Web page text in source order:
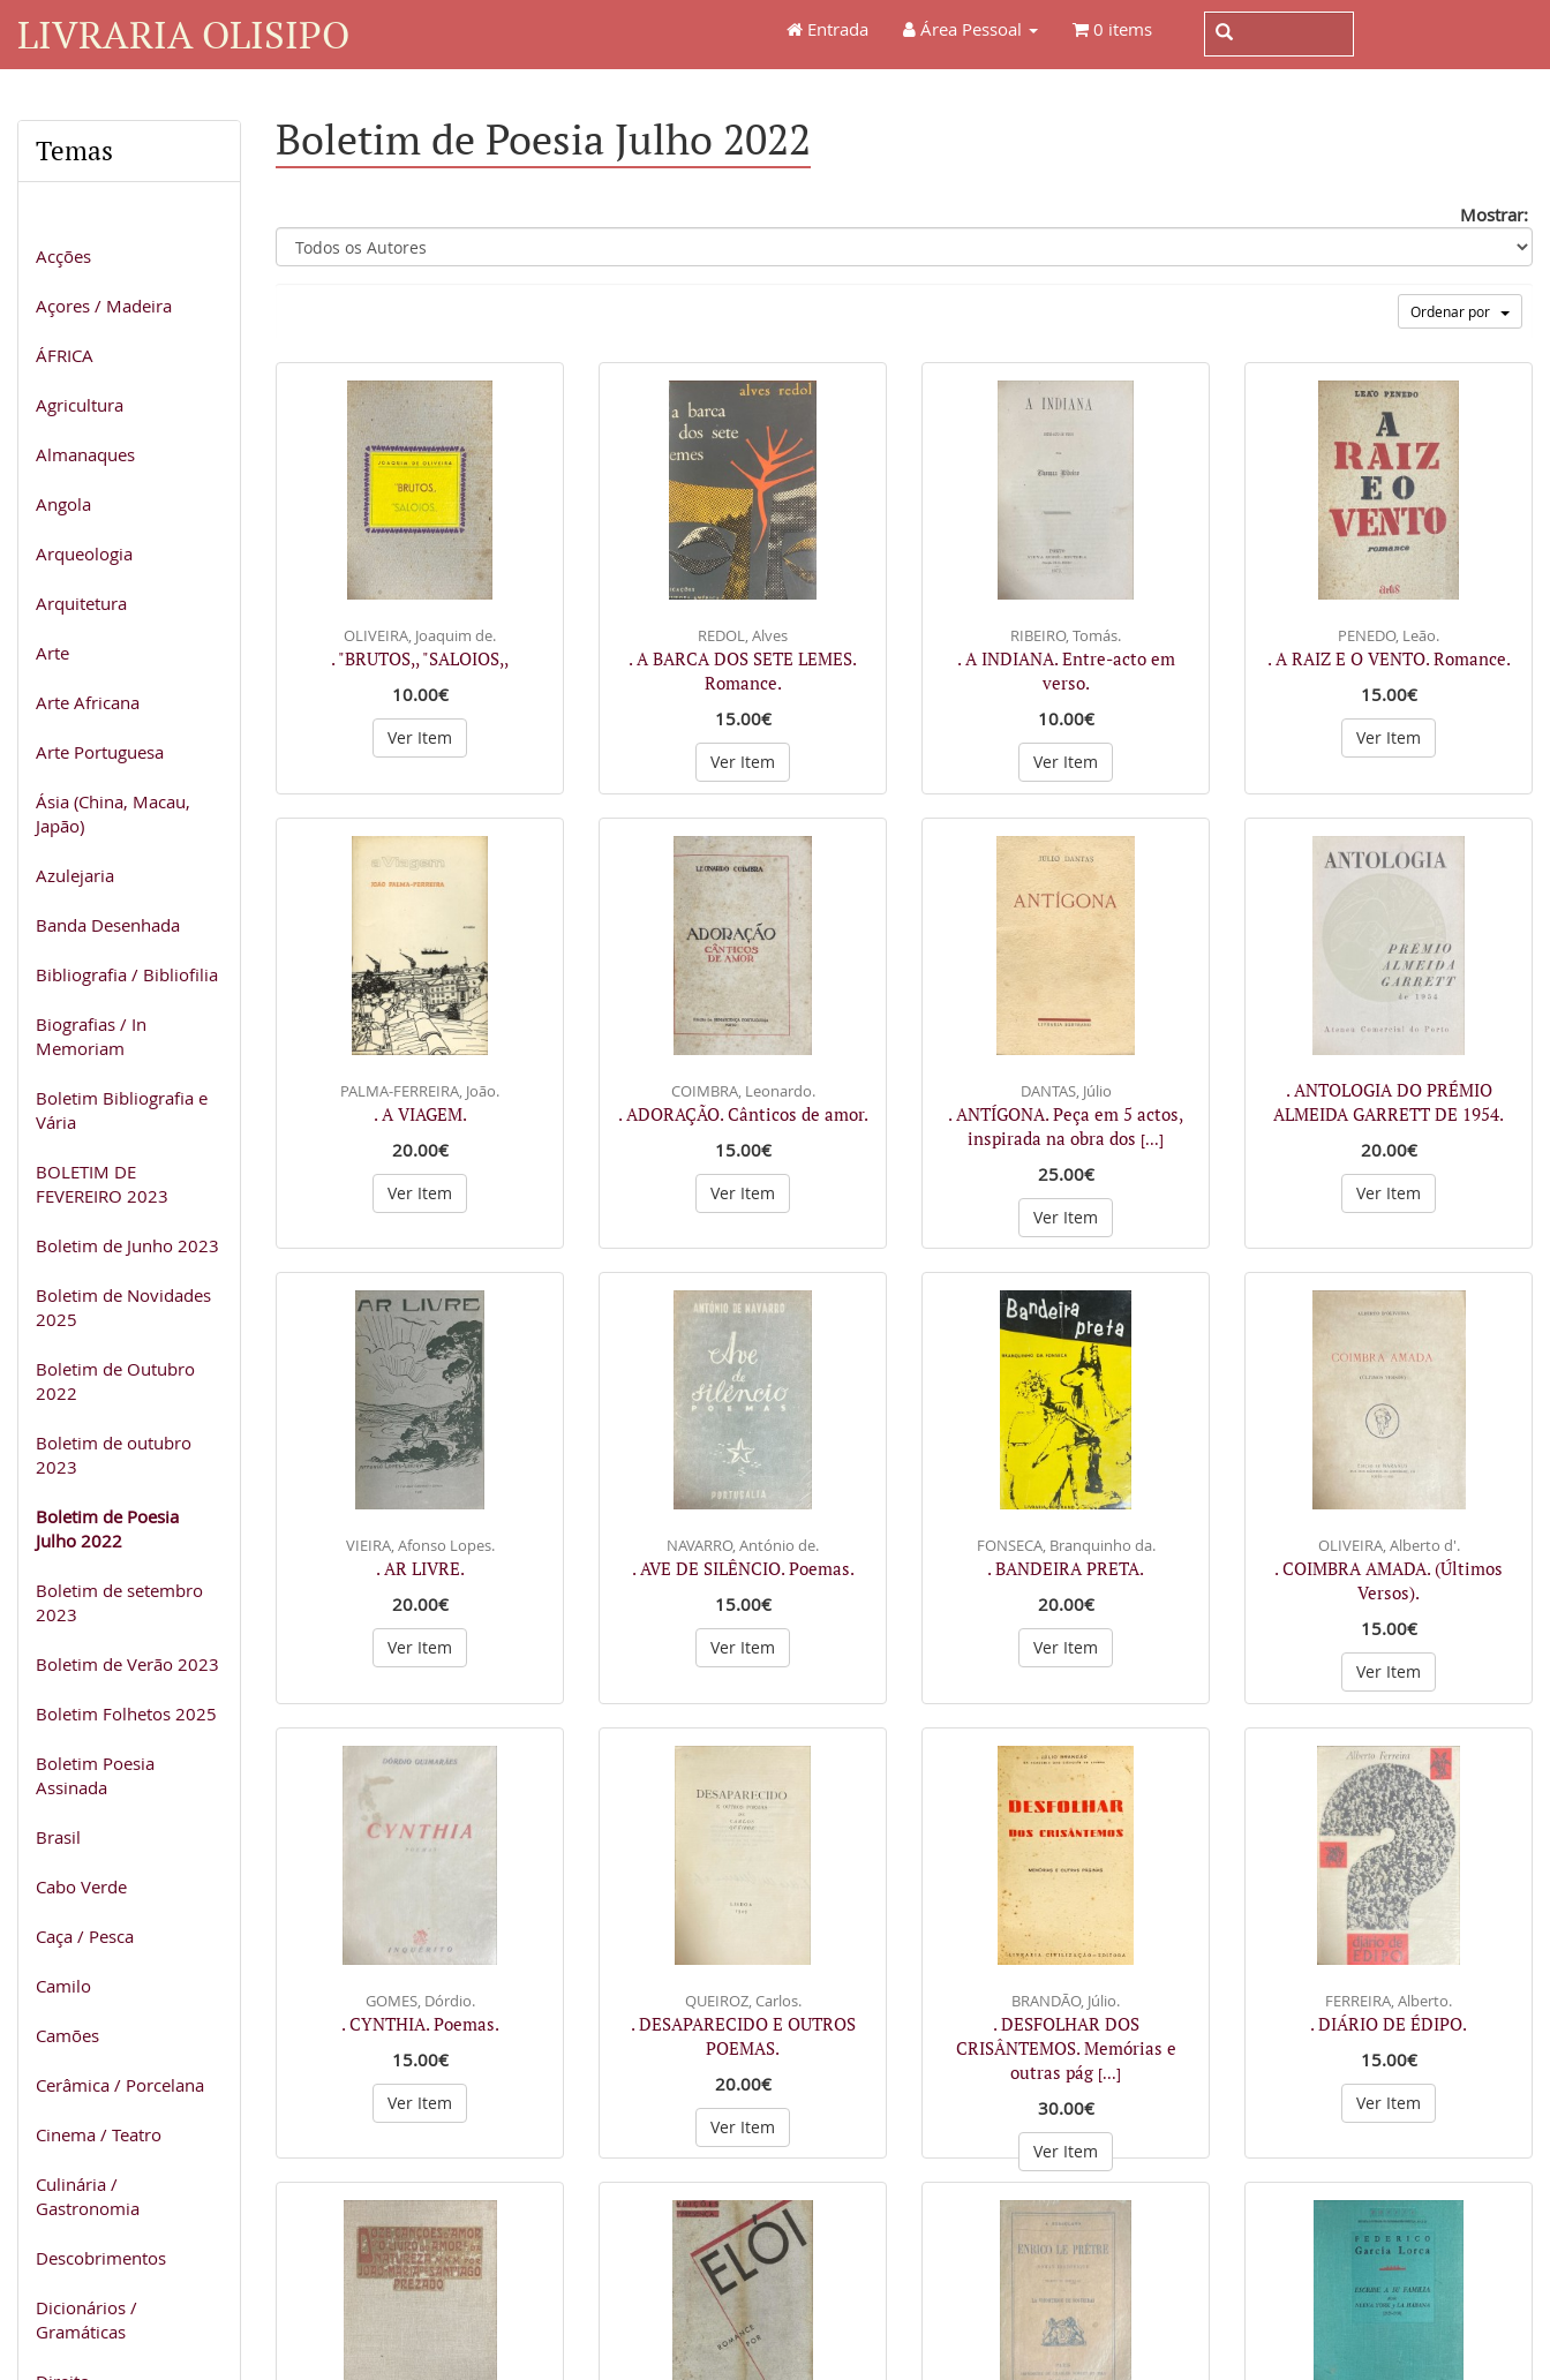
LIVRARIA OLISIPO Entrada Área Pessoal 0 items
Temas
Acções
Açores / Madeira
ÁFRICA
Agricultura
Almanaques
Angola
Arqueologia
Arquitetura
Arte
Arte Africana
Arte Portuguesa
Ásia (China, Macau,
Japão)
Azulejaria
Banda Desenhada
Bibliografia / Bibliofilia
Biografias / In
Memoriam
Boletim Bibliografia e
Vária
BOLETIM DE
FEVEREIRO 2023
Boletim de Junho 2023
Boletim de Novidades
2025
Boletim de Outubro
2022
Boletim de outubro
2023
Boletim de Poesia
Julho 2022
Boletim de setembro
2023
Boletim de Verão 2023
Boletim Folhetos 2025
Boletim Poesia
Assinada
Brasil
Cabo Verde
Caça / Pesca
Camilo
Camões
Cerâmica / Porcelana
Cinema / Teatro
Culinária /
Gastronomia
Descobrimentos
Dicionários /
Gramáticas
Boletim de Poesia Julho 2022
Mostrar:
Ordenar por
OLIVEIRA, Joaquim de.
. "BRUTOS,, "SALOIOS,,
10.00€
Ver Item
REDOL, Alves
. A BARCA DOS SETE LEMES.
Romance.
15.00€
Ver Item
RIBEIRO, Tomás.
. A INDIANA. Entre-acto em
verso.
10.00€
Ver Item
PENEDO, Leão.
. A RAIZ E O VENTO. Romance.
15.00€
Ver Item
PALMA-FERREIRA, João.
. A VIAGEM.
20.00€
Ver Item
COIMBRA, Leonardo.
. ADORAÇÃO. Cânticos de amor.
15.00€
Ver Item
DANTAS, Júlio
. ANTÍGONA. Peça em 5 actos,
inspirada na obra dos [...]
25.00€
Ver Item
. ANTOLOGIA DO PRÉMIO
ALMEIDA GARRETT DE 1954.
20.00€
Ver Item
VIEIRA, Afonso Lopes.
. AR LIVRE.
20.00€
Ver Item
NAVARRO, António de.
. AVE DE SILÊNCIO. Poemas.
15.00€
Ver Item
FONSECA, Branquinho da.
. BANDEIRA PRETA.
20.00€
Ver Item
OLIVEIRA, Alberto d'.
. COIMBRA AMADA. (Últimos
Versos).
15.00€
Ver Item
GOMES, Dórdio.
. CYNTHIA. Poemas.
15.00€
Ver Item
QUEIROZ, Carlos.
. DESAPARECIDO E OUTROS
POEMAS.
20.00€
Ver Item
BRANDÃO, Júlio.
. DESFOLHAR DOS
CRISÂNTEMOS. Memórias e
outras pág [...]
30.00€
Ver Item
FERREIRA, Alberto.
. DIÁRIO DE ÉDIPO.
15.00€
Ver Item